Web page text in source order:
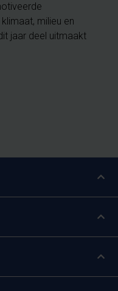
milieu en
jaar deel uitmaakt